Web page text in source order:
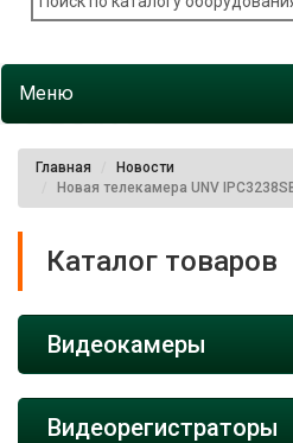
Меню
Главная
Новости
Новая телекамера UNV
Каталог товаров
Видеокамеры
Видеорегистраторы